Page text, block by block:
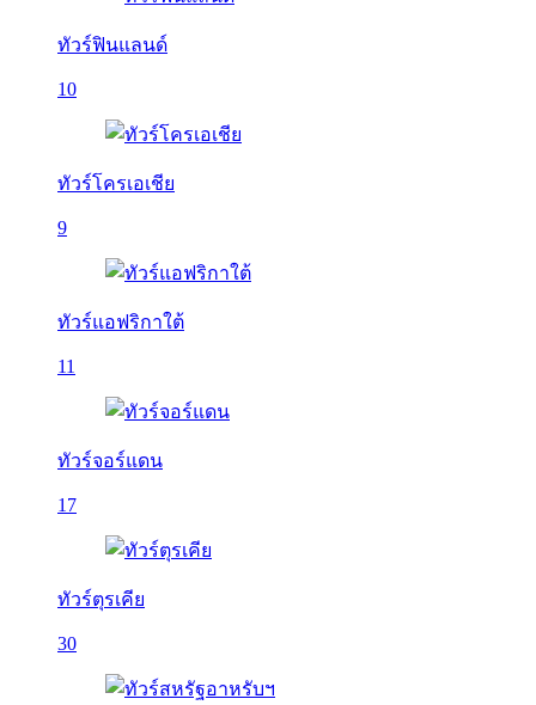
ทัวร์ฟินแลนด์
10
ทัวร์โครเอเชีย
9
ทัวร์แอฟริกาใต้
11
ทัวร์จอร์แดน
17
ทัวร์ตุรเคีย
30